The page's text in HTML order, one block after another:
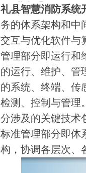
礼县智慧消防系统
务的体系架构和中
交互与优化软件与
管理部分即运行和
的运行、维护、管
的系统、终端、传
检测、控制与管理
分涉及的关键技术
标准管理部分即体
构，协调各层次、